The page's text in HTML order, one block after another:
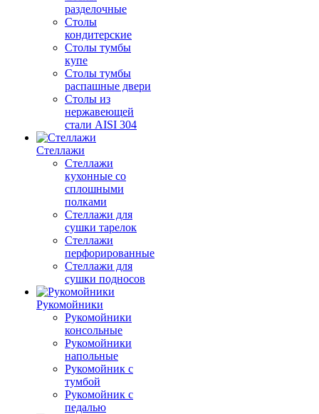
разделочные
Столы
кондитерские
Столы тумбы
купе
Столы тумбы
распашные двери
Столы из
нержавеющей
стали AISI 304
Стеллажи
Стеллажи
кухонные со
сплошными
полками
Стеллажи для
сушки тарелок
Стеллажи
перфорированные
Стеллажи для
сушки подносов
Рукомойники
Рукомойники
консольные
Рукомойники
напольные
Рукомойник с
тумбой
Рукомойник с
педалью